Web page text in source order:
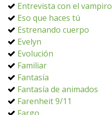
Entrevista con el vampiro
Eso que haces tú
Estrenando cuerpo
Evelyn
Evolución
Familiar
Fantasía
Fantasía de animados
Farenheit 9/11